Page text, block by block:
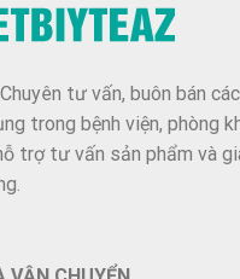
tư vấn, buôn bán
trong bệnh viện, phòng
trợ tư vấn sản phẩm và